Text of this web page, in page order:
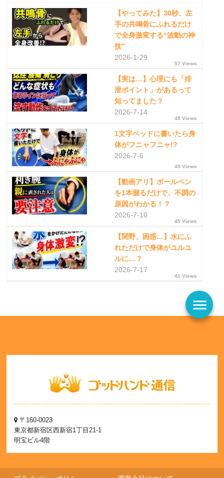
【やってみた】30秒、左
手の共鳴骨にふれるだけ
で全身激変する“波動の神
技”
2026-1-29
57 Views
【実は…】心理にも「排
泄ポイント」があるって
知ってました？
2026-7-14
49 Views
1文字ベッドに書いたら身
体がフニャフニャ!?
2026-7-6
49 Views
【動画アリ】ボールペン
を1本握るだけで、不調の
原因がわかる！？
2026-7-10
45 Views
【関野、困惑…】水にふ
れただけで身体がユルユ
ルに…？
2026-7-17
41 Views
menu
〒160-0023
東京都新宿区西新宿1丁目21-1
明宝ビル4階